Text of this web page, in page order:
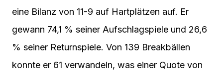
eine Bilanz von 11-9 auf Hartplätzen auf. Er
gewann 74,1 % seiner Aufschlagspiele und 26,6
% seiner Returnspiele. Von 139 Breakbällen
konnte er 61 verwandeln, was einer Quote von